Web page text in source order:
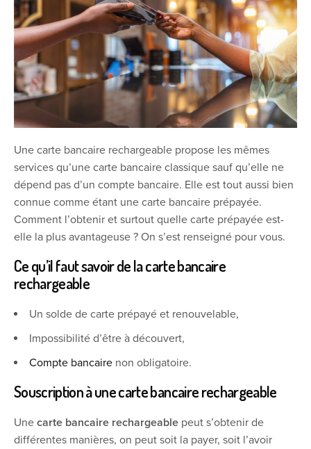
Une carte bancaire rechargeable propose les mêmes
services qu’une carte bancaire classique sauf qu’elle ne
dépend pas d’un compte bancaire. Elle est tout aussi bien
connue comme étant une carte bancaire prépayée.
Comment l’obtenir et surtout quelle carte prépayée est-
elle la plus avantageuse ? On s’est renseigné pour vous.
Ce qu’il faut savoir de la carte bancaire
rechargeable
Un solde de carte prépayé et renouvelable,
Impossibilité d’être à découvert,
Compte bancaire non obligatoire.
Souscription à une carte bancaire rechargeable
Unecarte bancaire rechargeable peut s’obtenir de
différentes manières, on peut soit la payer, soit l’avoir